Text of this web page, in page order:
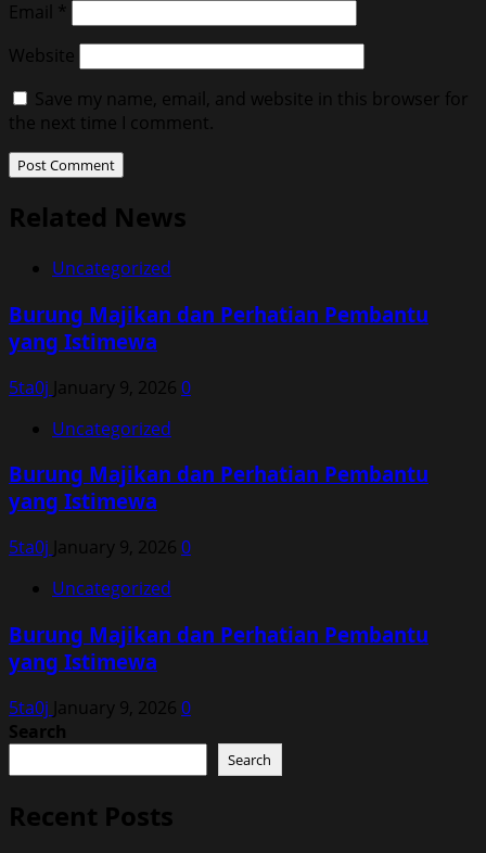
Email
*
Website
Save my name, email, and website in this browser for
the next time I comment.
Related News
Uncategorized
Burung Majikan dan Perhatian Pembantu
yang Istimewa
5ta0j January 9, 2026 0
Uncategorized
Burung Majikan dan Perhatian Pembantu
yang Istimewa
5ta0j January 9, 2026 0
Uncategorized
Burung Majikan dan Perhatian Pembantu
yang Istimewa
5ta0j January 9, 2026 0
Search
Search
Recent Posts